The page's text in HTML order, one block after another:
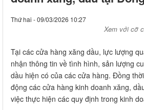
Thứ hai - 09/03/2026 10:27
Xem với cỡ
Tại các cửa hàng xăng dầu, lực lượng
nhận thông tin về tình hình, sản lượng
dầu hiện có của các cửa hàng. Đồng
động các cửa hàng kinh doanh xăng,
việc thực hiện các quy định trong kinh